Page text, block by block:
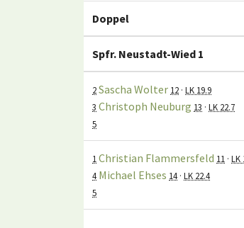
Doppel
Spfr. Neustadt-Wied 1
2Sascha Wolter 12 · LK 19.9
3 Christoph Neuburg 13 · LK 22.7
5
1 Christian Flammersfeld 11 · LK
4 Michael Ehses 14 · LK 22.4
5